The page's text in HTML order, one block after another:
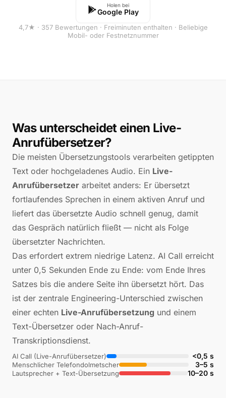
Holen bei
Google Play
4,7★ · 357 Bewertungen · Freiminuten enthalten · Beliebige
Mobil- oder Festnetznummer
Was unterscheidet einen Live-
Anrufübersetzer?
Die meisten Übersetzungstools verarbeiten getippten
Text oder hochgeladenes Audio. Ein Live-
Anrufübersetzer arbeitet anders: Er übersetzt
fortlaufendes Sprechen in einem aktiven Anruf und
liefert das übersetzte Audio schnell genug, damit
das Gespräch natürlich fließt — nicht als Folge
übersetzter Nachrichten.
Das erfordert extrem niedrige Latenz. AI Call erreicht
unter 0,5 Sekunden Ende zu Ende: vom Ende Ihres
Satzes bis die andere Seite ihn übersetzt hört. Das
ist der zentrale Engineering-Unterschied zwischen
einer echten Live-Anrufübersetzung und einem
Text-Übersetzer oder Nach-Anruf-
Transkriptionsdienst.
AI Call (Live-Anrufübersetzer) <0,5 s
Menschlicher Telefondolmetscher 3–5 s
Lautsprecher + Text-Übersetzung 10–20 s